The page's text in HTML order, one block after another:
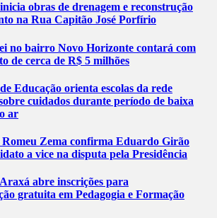
obras de drenagem e reconstrução
na Rua Capitão José Porfírio
no bairro Novo Horizonte contará com
de cerca de R$ 5 milhões
Educação orienta escolas da rede
cuidados durante período de baixa
ar
Romeu Zema confirma Eduardo Girão
a vice na disputa pela Presidência
abre inscrições para
gratuita em Pedagogia e Formação